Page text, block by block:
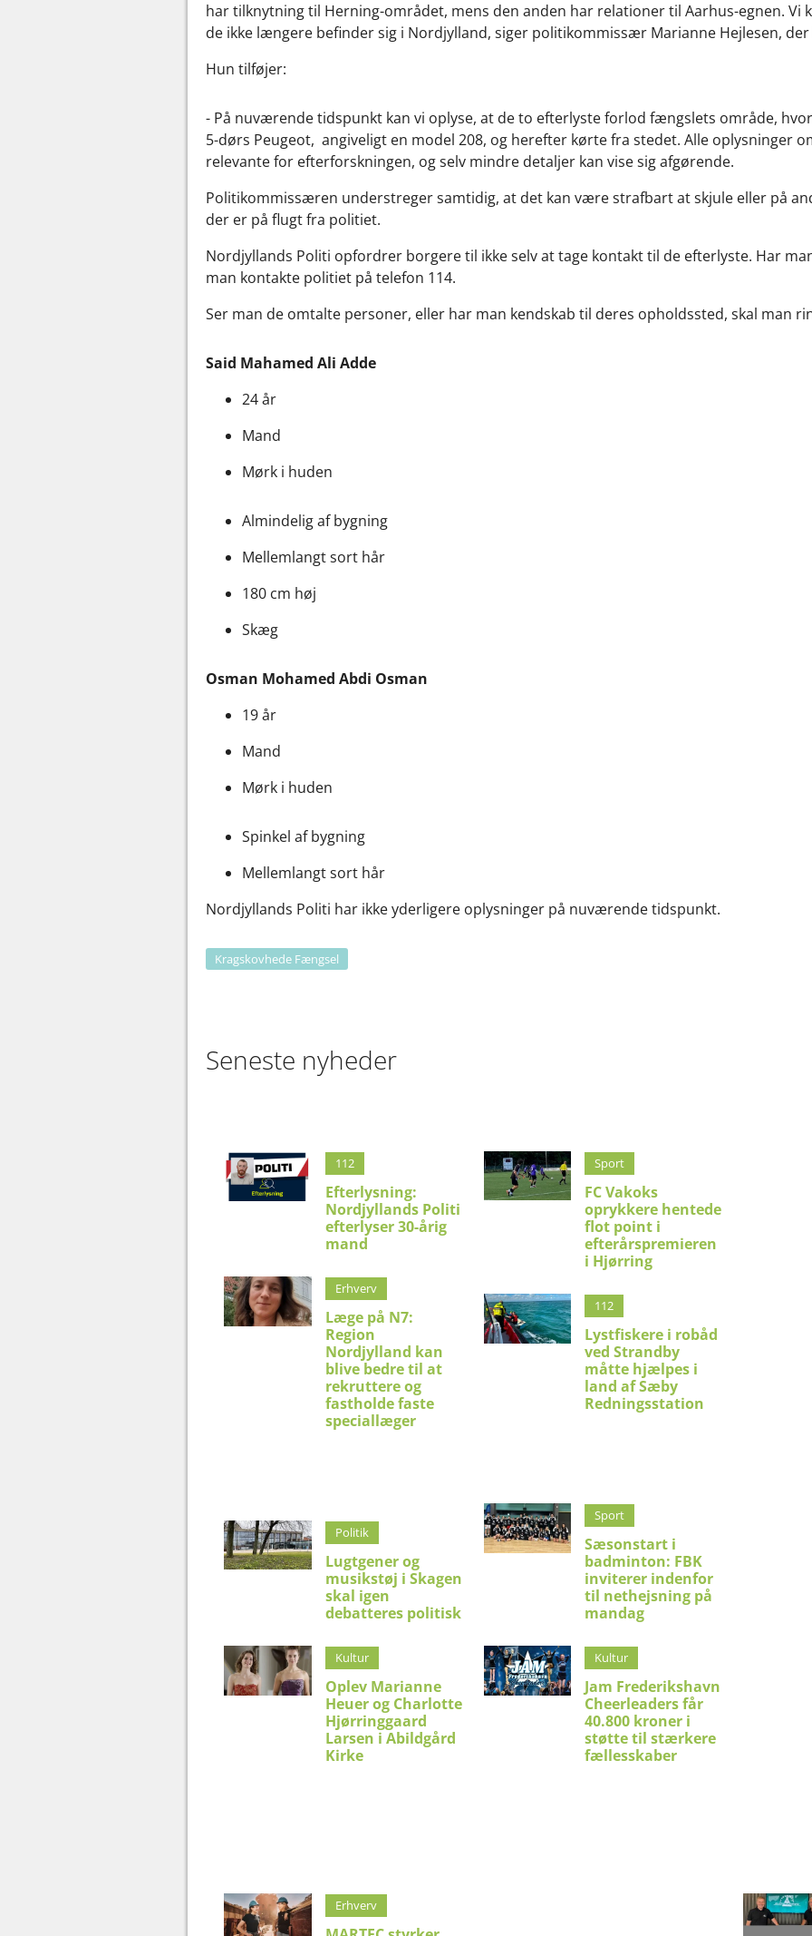
har tilknytning til Herning-området, mens den anden har relationer til Aarhus-egnen. Vi
de ikke længere befinder sig i Nordjylland, siger politikommissær Marianne Hejlesen,
Hun tilføjer:
- På nuværende tidspunkt kan vi oplyse, at de to efterlyste forlod fængslets område,
5-dørs Peugeot, angiveligt en model 208, og herefter kørte fra stedet. Alle oplysninger
relevante for efterforskningen, og selv mindre detaljer kan vise sig afgørende.
Politikommissæren understreger samtidig, at det kan være strafbart at skjule eller på
der er på flugt fra politiet.
Nordjyllands Politi opfordrer borgere til ikke selv at tage kontakt til de efterlyste. Har
man kontakte politiet på telefon 114.
Ser man de omtalte personer, eller har man kendskab til deres opholdssted, skal man
Said Mahamed Ali Adde
24 år
Mand
Mørk i huden
Almindelig af bygning
Mellemlangt sort hår
180 cm høj
Skæg
Osman Mohamed Abdi Osman
19 år
Mand
Mørk i huden
Spinkel af bygning
Mellemlangt sort hår
Nordjyllands Politi har ikke yderligere oplysninger på nuværende tidspunkt.
Kragskovhede Fængsel
Seneste nyheder
112
Efterlysning:
Nordjyllands Politi
efterlyser 30-årig
mand
Erhverv
Læge på N7:
Region
Nordjylland kan
blive bedre til at
rekruttere og
fastholde faste
speciallæger
Politik
Lugtgener og
musikstøj i Skagen
skal igen
debatteres politisk
Kultur
Oplev Marianne
Heuer og Charlotte
Hjørringgaard
Larsen i Abildgård
Kirke
Sport
FC Vakoks
oprykkere hentede
flot point i
efterårspremieren
i Hjørring
112
Lystfiskere i robåd
ved Strandby
måtte hjælpes i
land af Sæby
Redningsstation
Sport
Sæsonstart i
badminton: FBK
inviterer indenfor
til nethejsning på
mandag
Kultur
Jam Frederikshavn
Cheerleaders får
40.800 kroner i
støtte til stærkere
fællesskaber
Erhverv